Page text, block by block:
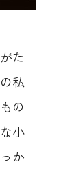
た
私
の
小
か